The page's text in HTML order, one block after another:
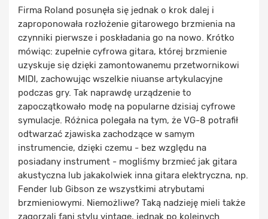
Firma Roland posunęła się jednak o krok dalej i
zaproponowała rozłożenie gitarowego brzmienia na
czynniki pierwsze i poskładania go na nowo. Krótko
mówiąc: zupełnie cyfrowa gitara, której brzmienie
uzyskuje się dzięki zamontowanemu przetwornikowi
MIDI, zachowując wszelkie niuanse artykulacyjne
podczas gry. Tak naprawdę urządzenie to
zapoczątkowało modę na popularne dzisiaj cyfrowe
symulacje. Różnica polegała na tym, że VG-8 potrafił
odtwarzać zjawiska zachodzące w samym
instrumencie, dzięki czemu - bez względu na
posiadany instrument - mogliśmy brzmieć jak gitara
akustyczna lub jakakolwiek inna gitara elektryczna, np.
Fender lub Gibson ze wszystkimi atrybutami
brzmieniowymi. Niemożliwe? Taką nadzieję mieli także
zagorzali fani stylu vintage, jednak po kolejnych